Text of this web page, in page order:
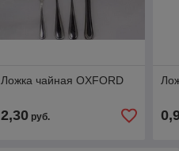
Ложка чайная OXFORD
2,30руб.